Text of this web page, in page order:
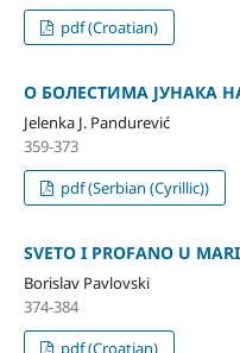
pdf (Croatian)
О БОЛЕСТИМА ЈУНАКА
Jelenka J. Pandurević
359-373
pdf (Serbian (Cyrillic))
SVETO I PROFANO U
Borislav Pavlovski
374-384
pdf (Croatian)